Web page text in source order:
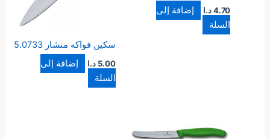
4.70 د.ا
إضافة إلى
السلة
سكين فواكه منشار 5.0733
5.00 د.ا
إضافة إلى
السلة